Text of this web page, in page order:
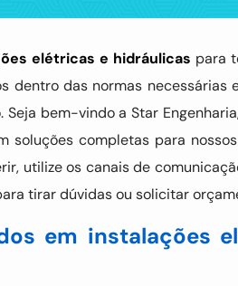
elétricas e hidráulicas para
dentro das normas necessárias
bem-vindo a Star
soluções completas para
utilize os canais de
tirar dúvidas ou solicitar
em instalações